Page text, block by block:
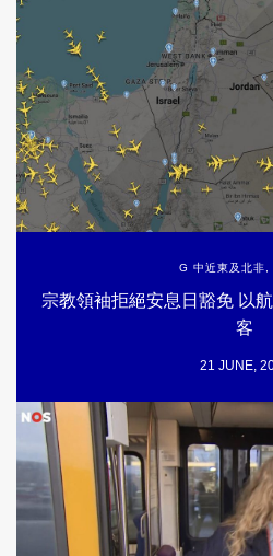
G 中近東及北非
宗教領袖拒絕安息日豁免 以
客
21 JUNE,